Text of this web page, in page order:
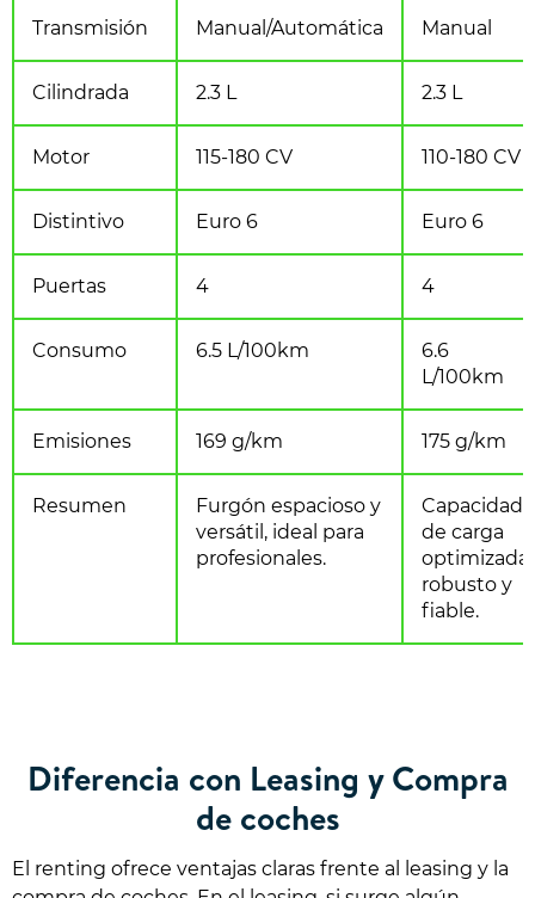
Transmisión Manual/Automática Manual
Cilindrada 2.3 L 2.3 L
Motor 115-180 CV 110-180 CV
Distintivo Euro 6 Euro 6
Puertas 4 4
Consumo 6.5 L/100km
6.6
L/100km
Emisiones 169 g/km 175 g/km
Resumen
Furgón espacioso y
versátil, ideal para
profesionales.
Capacidad
de carga
optimizada,
robusto y
fiable.
Diferencia con Leasing y Compra
de coches
El renting ofrece ventajas claras frente al leasing y la